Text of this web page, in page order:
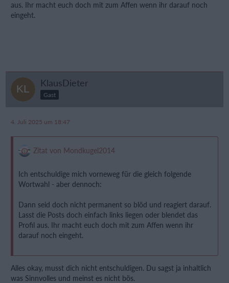
aus. Ihr macht euch doch mit zum Affen wenn ihr darauf noch
eingeht.
KlausDieter
Gast
4. Juli 2025 um 18:47
Zitat von Mondkugel2014
Ich entschuldige mich vorneweg für die gleich folgende
Wortwahl - aber dennoch:
Dann seid doch nicht permanent so blöd und reagiert darauf.
Lasst die Posts doch einfach links liegen oder blendet das
Profil aus. Ihr macht euch doch mit zum Affen wenn ihr
darauf noch eingeht.
Alles okay, musst dich nicht entschuldigen. Du sagst ja inhaltlich
was Sinnvolles und meinst es nicht bös.